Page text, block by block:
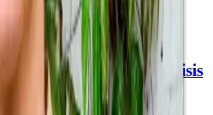
Real
tradicionales: un análisis
de fondos